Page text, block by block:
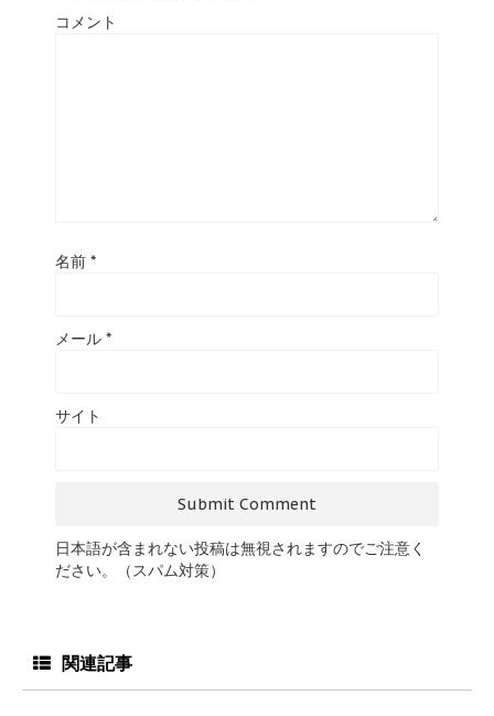
コメント
名前 *
メール *
サイト
日本語が含まれない投稿は無視されますのでご注意く
ださい。（スパム対策）
関連記事